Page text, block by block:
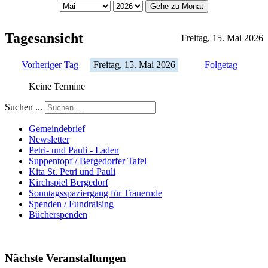
Gehe zu Monat
Tagesansicht Freitag, 15. Mai 2026
Vorheriger Tag Freitag, 15. Mai 2026 Folgetag
Keine Termine
Suchen ...
Gemeindebrief
Newsletter
Petri- und Pauli - Laden
Suppentopf / Bergedorfer Tafel
Kita St. Petri und Pauli
Kirchspiel Bergedorf
Sonntagsspaziergang für Trauernde
Spenden / Fundraising
Bücherspenden
Nächste Veranstaltungen